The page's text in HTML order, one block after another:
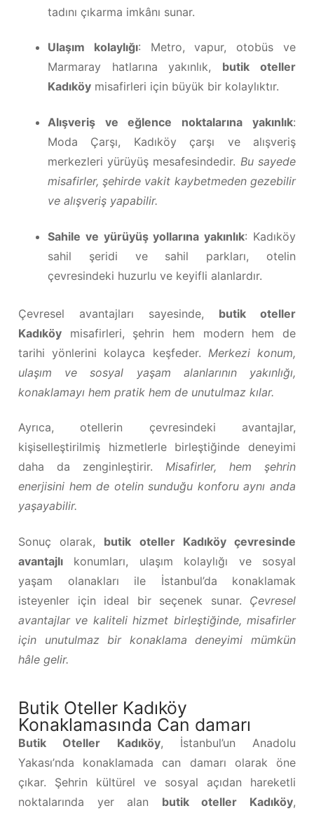
tadını çıkarma imkânı sunar.
Ulaşım kolaylığı: Metro, vapur, otobüs ve
Marmaray hatlarına yakınlık, butik oteller
Kadıköymisafirleri için büyük bir kolaylıktır.
Alışveriş ve eğlence noktalarına yakınlık:
Moda Çarşı, Kadıköy çarşı ve alışveriş
merkezleri yürüyüş mesafesindedir. Bu sayede
misafirler, şehirde vakit kaybetmeden gezebilir
ve alışveriş yapabilir.
Sahile ve yürüyüş yollarına yakınlık: Kadıköy
sahil şeridi ve sahil parkları, otelin
çevresindeki huzurlu ve keyifli alanlardır.
Çevresel avantajları sayesinde, butik oteller
Kadıköy misafirleri, şehrin hem modern hem de
tarihi yönlerini kolayca keşfeder. Merkezi konum,
ulaşım ve sosyal yaşam alanlarının yakınlığı,
konaklamayı hem pratik hem de unutulmaz kılar.
Ayrıca, otellerin çevresindeki avantajlar,
kişiselleştirilmiş hizmetlerle birleştiğinde deneyimi
daha da zenginleştirir. Misafirler, hem şehrin
enerjisini hem de otelin sunduğu konforu aynı anda
yaşayabilir.
Sonuç olarak, butik oteller Kadıköy çevresinde
avantajlı konumları, ulaşım kolaylığı ve sosyal
yaşam olanakları ile İstanbul’da konaklamak
isteyenler için ideal bir seçenek sunar. Çevresel
avantajlar ve kaliteli hizmet birleştiğinde, misafirler
için unutulmaz bir konaklama deneyimi mümkün
hâle gelir.
Butik Oteller Kadıköy
Konaklamasında Can damarı
Butik Oteller Kadıköy, İstanbul’un Anadolu
Yakası’nda konaklamada can damarı olarak öne
çıkar. Şehrin kültürel ve sosyal açıdan hareketli
noktalarında yer alan butik oteller Kadıköy,